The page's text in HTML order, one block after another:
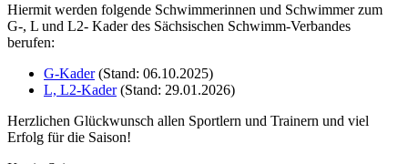
Hiermit werden folgende Schwimmerinnen und Schwimmer zum
G-, L und L2- Kader des Sächsischen Schwimm-Verbandes
berufen:
G-Kader(Stand: 06.10.2025)
L, L2-Kader(Stand: 29.01.2026)
Herzlichen Glückwunsch allen Sportlern und Trainern und viel
Erfolg für die Saison!